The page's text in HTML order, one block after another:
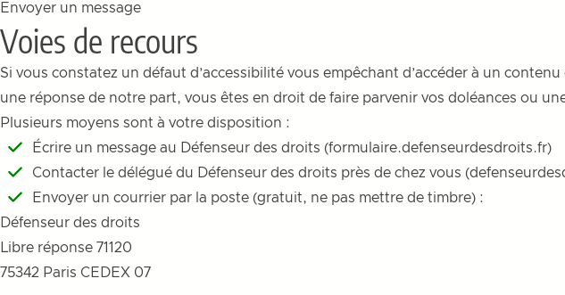
Envoyer un message
Voies de recours
Si vous constatez un défaut d’accessibilité vous empêchant d’accéder à un
une réponse de notre part, vous êtes en droit de faire parvenir vos doléances ou
Plusieurs moyens sont à votre disposition :
Écrire un message au Défenseur des droits (formulaire.defenseurdesdroits.fr)
Contacter le délégué du Défenseur des droits près de chez vous (
Envoyer un courrier par la poste (gratuit, ne pas mettre de timbre) :
Défenseur des droits
Libre réponse 71120
75342 Paris CEDEX 07